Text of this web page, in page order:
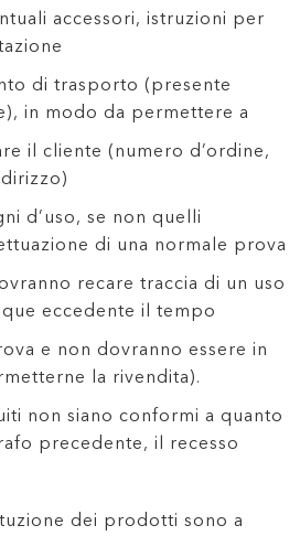
accessori, istruzioni per
di trasporto (presente
in modo da permettere a
il cliente (numero d’ordine,
d’uso, se non quelli
di una normale prova
recare traccia di un uso
eccedente il tempo
e non dovranno essere in
la rivendita).
non siano conformi a quanto
precedente, il recesso
dei prodotti sono a